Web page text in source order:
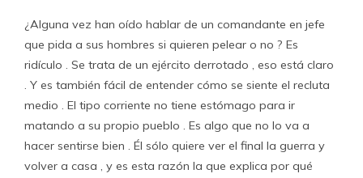
¿Alguna vez han oído hablar de un comandante en jefe
que pida a sus hombres si quieren pelear o no ? Es
ridículo . Se trata de un ejército derrotado , eso está claro
. Y es también fácil de entender cómo se siente el recluta
medio . El tipo corriente no tiene estómago para ir
matando a su propio pueblo . Es algo que no lo va a
hacer sentirse bien . Él sólo quiere ver el final la guerra y
volver a casa , y es esta razón la que explica por qué